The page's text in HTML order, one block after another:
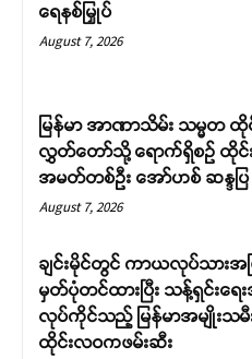
ရေနစ်မြှုပ်
August 7, 2026
မြန်မာ အာဏာသိမ်း သမ္မတ ထို
လွှတ်တော်သို့ ရောက်ရှိစဉ် ထို
အမတ်တစ်ဦး အော်ဟစ် ဆန္ဒပြ
August 7, 2026
ချင်းမိုင်တွင် ကာယလုပ်သားအ
မှတ်ပုံတင်ထားပြီး သန့်ရှင်းရ
လုပ်ကိုင်သည့် မြန်မာအမျိုးသမီ
ထိုင်းလဝကဖမ်းဆီး